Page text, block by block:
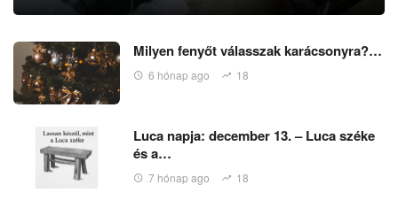
Milyen fenyőt válasszak karácsonyra?…
6 hónap ago 18
Luca napja: december 13. – Luca széke
és a…
7 hónap ago 18